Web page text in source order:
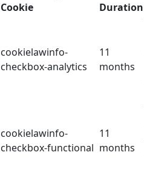
Cookie
Duration
cookielawinfo-
checkbox-analytics
11
months
cookielawinfo-
checkbox-functional
11
months